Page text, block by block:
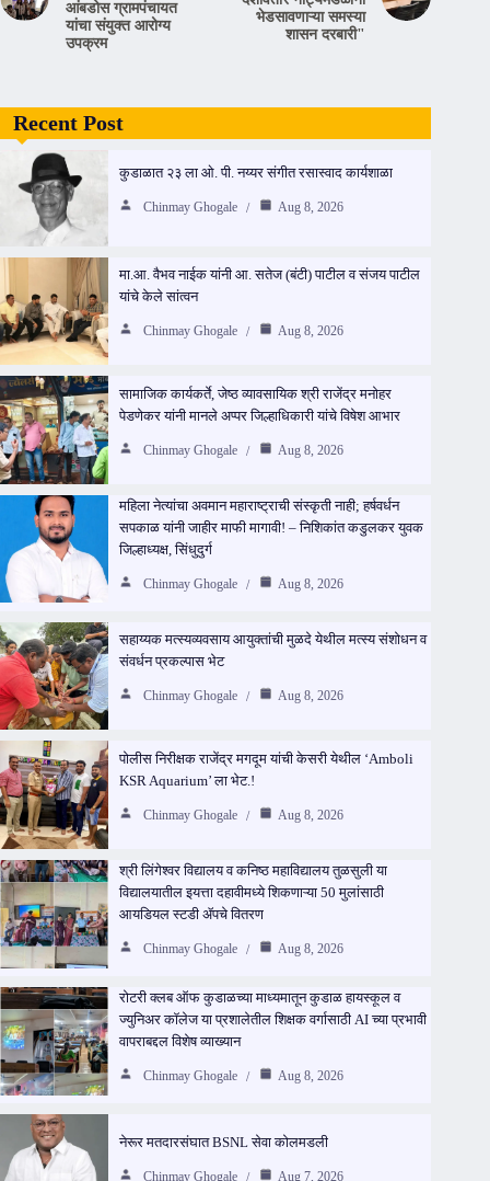
आंबडोस ग्रामपंचायत
यांचा संयुक्त आरोग्य
उपक्रम
भेडसावणाऱ्या समस्या
शासन दरबारी"
Recent Post
कुडाळात २३ ला ओ. पी. नय्यर संगीत रसास्वाद कार्यशाळा
Chinmay Ghogale Aug 8, 2026
मा.आ. वैभव नाईक यांनी आ. सतेज (बंटी) पाटील व संजय पाटील
यांचे केले सांत्वन
Chinmay Ghogale Aug 8, 2026
सामाजिक कार्यकर्ते, जेष्ठ व्यावसायिक श्री राजेंद्र मनोहर
पेडणेकर यांनी मानले अप्पर जिल्हाधिकारी यांचे विषेश आभार
Chinmay Ghogale Aug 8, 2026
महिला नेत्यांचा अवमान महाराष्ट्राची संस्कृती नाही; हर्षवर्धन
सपकाळ यांनी जाहीर माफी मागावी! – निशिकांत कडुलकर युवक
जिल्हाध्यक्ष, सिंधुदुर्ग
Chinmay Ghogale Aug 8, 2026
सहाय्यक मत्स्यव्यवसाय आयुक्तांची मुळदे येथील मत्स्य संशोधन व
संवर्धन प्रकल्पास भेट
Chinmay Ghogale Aug 8, 2026
पोलीस निरीक्षक राजेंद्र मगदूम यांची केसरी येथील ‘Amboli
KSR Aquarium’ ला भेट.!
Chinmay Ghogale Aug 8, 2026
श्री लिंगेश्वर विद्यालय व कनिष्ठ महाविद्यालय तुळसुली या
विद्यालयातील इयत्ता दहावीमध्ये शिकणाऱ्या 50 मुलांसाठी
आयडियल स्टडी ॲपचे वितरण
Chinmay Ghogale Aug 8, 2026
रोटरी क्लब ऑफ कुडाळच्या माध्यमातून कुडाळ हायस्कूल व
ज्युनिअर कॉलेज या प्रशालेतील शिक्षक वर्गासाठी AI च्या प्रभावी
वापराबद्दल विशेष व्याख्यान
Chinmay Ghogale Aug 8, 2026
नेरूर मतदारसंघात BSNL सेवा कोलमडली
Chinmay Ghogale Aug 7, 2026